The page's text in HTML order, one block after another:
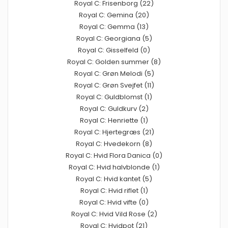
Royal C: Frisenborg (22)
Royal C: Gemina (20)
Royal C: Gemma (13)
Royal C: Georgiana (5)
Royal C: Gisselfeld (0)
Royal C: Golden summer (8)
Royal C: Grøn Melodi (5)
Royal C: Grøn Svejfet (11)
Royal C: Guldblomst (1)
Royal C: Guldkurv (2)
Royal C: Henriette (1)
Royal C: Hjertegræs (21)
Royal C: Hvedekorn (8)
Royal C: Hvid Flora Danica (0)
Royal C: Hvid halvblonde (1)
Royal C: Hvid kantet (5)
Royal C: Hvid riflet (1)
Royal C: Hvid vifte (0)
Royal C: Hvid Vild Rose (2)
Royal C: Hvidpot (21)